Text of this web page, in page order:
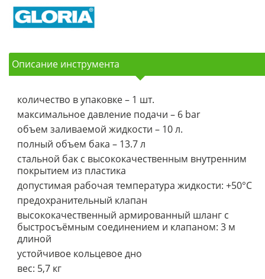
Описание инструмента
количество в упаковке – 1 шт.
максимальное давление подачи – 6 bar
объем заливаемой жидкости – 10 л.
полный объем бака – 13.7 л
стальной бак с высококачественным внутренним
покрытием из пластика
допустимая рабочая температура жидкости: +50°C
предохранительный клапан
высококачественный армированный шланг с
быстросъёмным соединением и клапаном: 3 м
длиной
устойчивое кольцевое дно
вес: 5,7 кг